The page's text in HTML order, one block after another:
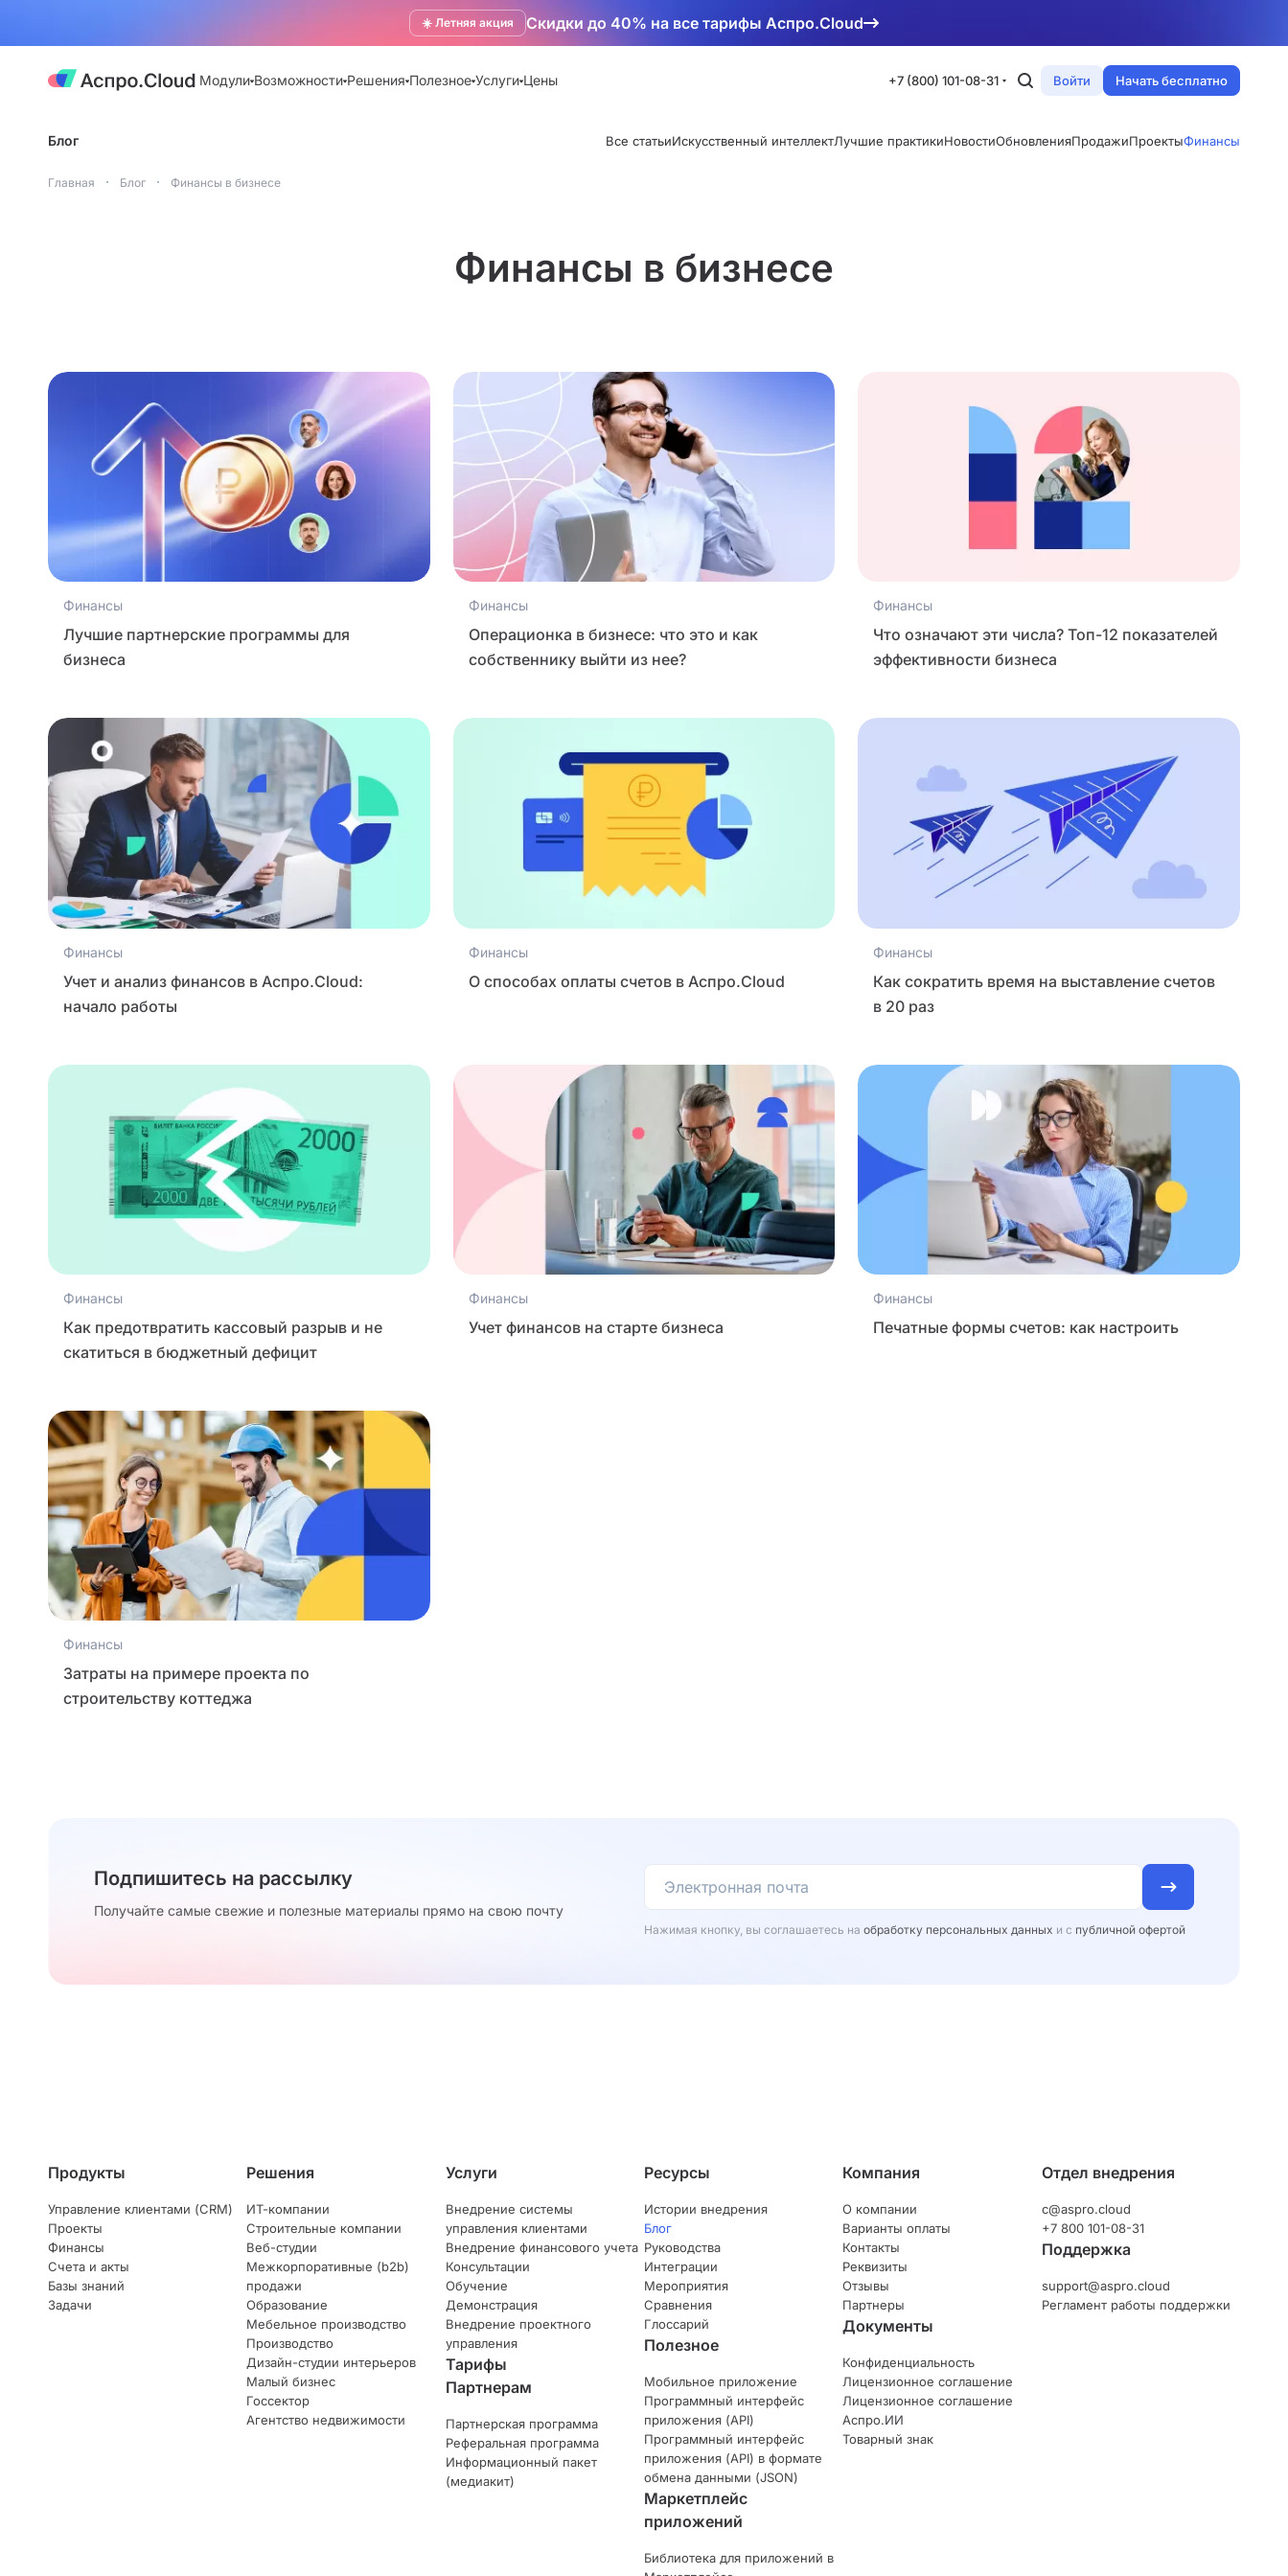
☀️ Летняя акция Скидки до 40% на все тарифы Аспро.Cloud
Модули Возможности Решения Полезное Услуги Цены +7 (800) 101-08-31 Войти Начать бесплатно
Блог Все статьиИскусственный интеллектЛучшие практикиНовостиОбновленияПродажиПроектыФинансы
Главная Блог Финансы в бизнесе
Финансы в бизнесе
Финансы
Лучшие партнерские программы для
бизнеса
Финансы
Операционка в бизнесе: что это и как
собственнику выйти из нее?
Финансы
Что означают эти числа? Топ-12 показателей
эффективности бизнеса
Финансы
Учет и анализ финансов в Аспро.Cloud:
начало работы
Финансы
О способах оплаты счетов в Аспро.Cloud
Финансы
Как сократить время на выставление счетов
в 20 раз
Финансы
Как предотвратить кассовый разрыв и не
скатиться в бюджетный дефицит
Финансы
Учет финансов на старте бизнеса
Финансы
Печатные формы счетов: как настроить
Финансы
Затраты на примере проекта по
строительству коттеджа
Подпишитесь на рассылку
Получайте самые свежие и полезные материалы прямо на свою почту
Нажимая кнопку, вы соглашаетесь на обработку персональных данных и с публичной офертой
Продукты
Управление клиентами (CRM)
Проекты
Финансы
Счета и акты
Базы знаний
Задачи
Решения
ИТ-компании
Строительные компании
Веб-студии
Межкорпоративные (b2b)
продажи
Образование
Мебельное производство
Производство
Дизайн-студии интерьеров
Малый бизнес
Госсектор
Агентство недвижимости
Услуги
Внедрение системы
управления клиентами
Внедрение финансового учета
Консультации
Обучение
Демонстрация
Внедрение проектного
управления
Тарифы
Партнерам
Партнерская программа
Реферальная программа
Информационный пакет
(медиакит)
Ресурсы
Истории внедрения
Блог
Руководства
Интеграции
Мероприятия
Сравнения
Глоссарий
Полезное
Мобильное приложение
Программный интерфейс
приложения (API)
Программный интерфейс
приложения (API) в формате
обмена данными (JSON)
Маркетплейс
приложений
Библиотека для приложений в
Компания
О компании
Варианты оплаты
Контакты
Реквизиты
Отзывы
Партнеры
Документы
Конфиденциальность
Лицензионное соглашение
Лицензионное соглашение
Аспро.ИИ
Товарный знак
Отдел внедрения
c@aspro.cloud
+7 800 101-08-31
Поддержка
support@aspro.cloud
Регламент работы поддержки